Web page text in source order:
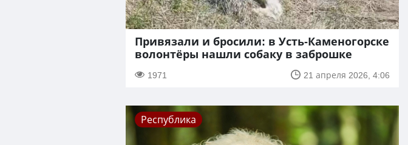
Привязали и бросили: в Усть-Каменогорске
волонтёры нашли собаку в заброшке
1971 21 апреля 2026, 4:06
Республика